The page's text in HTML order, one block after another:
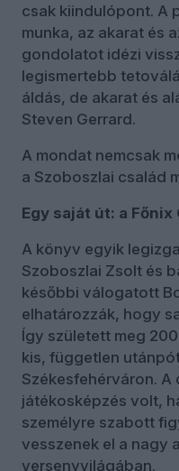
csak kiindulópont. A
munka, az akarat és
gondolatot idézi
legismertebb
áldás, de akarat és
Steven Gerrard.
A mondat nemcsak
a Szoboszlai család
Egy saját út: a
A könyv egyik
Szoboszlai Zsolt és
későbbi válogatott
elhatározzák, hogy
Így született meg
kis, független
Székesfehérváron. A
játékosképzés volt,
személyre szabott
vesszenek el a nagy
versenyvilágában.